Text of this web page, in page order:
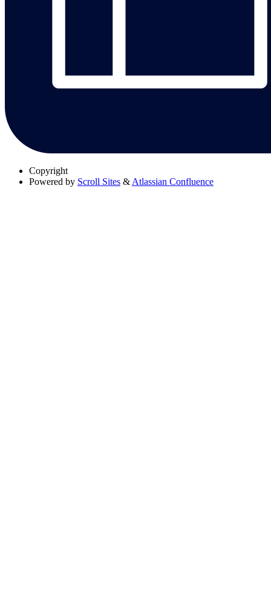
Copyright
Powered by Scroll Sites & Atlassian Confluence